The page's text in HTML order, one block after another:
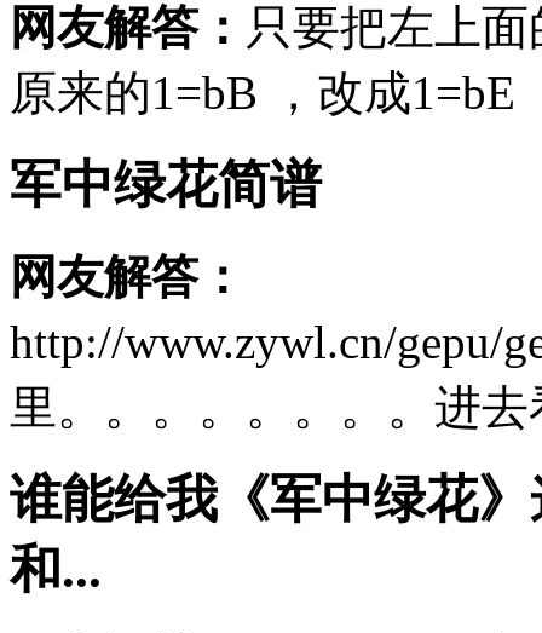
网友解答： 只要把左上
原来的1=bB ，改成1=bE
军中绿花简谱
网友解答：
http://www.zywl.cn/gepu/
里。。。。。。。。进
谁能给我《军中绿花
和...